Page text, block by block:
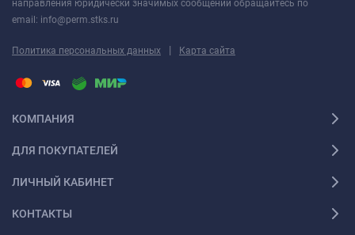
направления юридически значимых сообщений обращайтесь по
email: info@perm.stks.ru
Политика персональных данных | Карта сайта
КОМПАНИЯ
ДЛЯ ПОКУПАТЕЛЕЙ
ЛИЧНЫЙ КАБИНЕТ
КОНТАКТЫ